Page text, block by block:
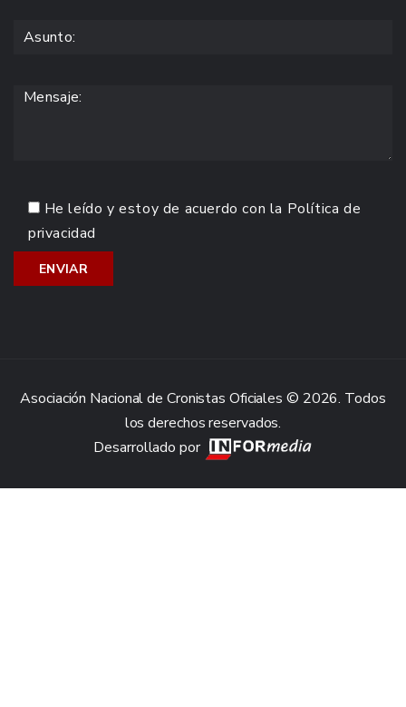
He leído y estoy de acuerdo con la Política de
privacidad
Asociación Nacional de Cronistas Oficiales © 2026. Todos
los derechos reservados.
Desarrollado por